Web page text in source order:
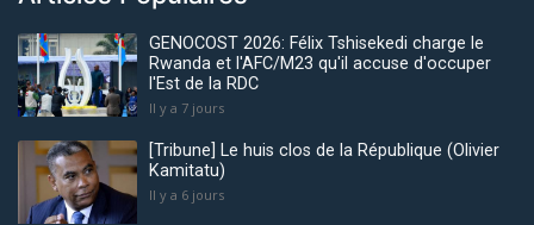
GENOCOST 2026: Félix Tshisekedi charge le
Rwanda et l'AFC/M23 qu'il accuse d'occuper
l'Est de la RDC
Il y a 7 jours
[Tribune] Le huis clos de la République (Olivier
Kamitatu)
Il y a 6 jours